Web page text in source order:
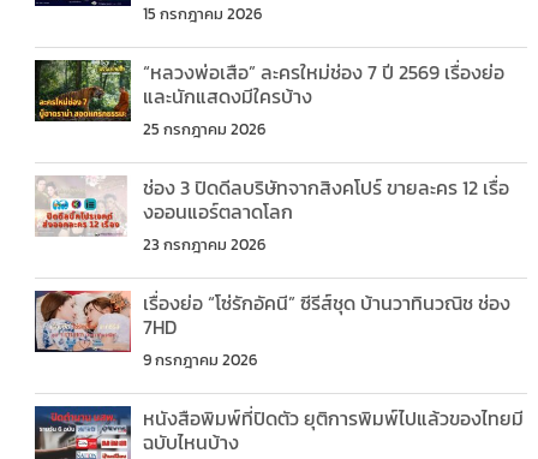
15 กรกฎาคม 2026
“หลวงพ่อเสือ” ละครใหม่ช่อง 7 ปี 2569 เรื่องย่อ
และนักแสดงมีใครบ้าง
25 กรกฎาคม 2026
ช่อง 3 ปิดดีลบริษัทจากสิงคโปร์ ขายละคร 12 เรื่อ
งออนแอร์ตลาดโลก
23 กรกฎาคม 2026
เรื่องย่อ “โซ่รักอัคนี” ซีรีส์ชุด บ้านวาทินวณิช ช่อง
7HD
9 กรกฎาคม 2026
หนังสือพิมพ์ที่ปิดตัว ยุติการพิมพ์ไปแล้วของไทยมี
ฉบับไหนบ้าง